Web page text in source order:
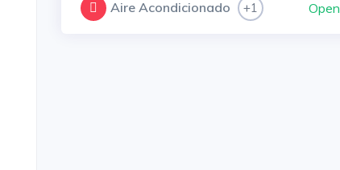
Aire Acondicionado +1 Open